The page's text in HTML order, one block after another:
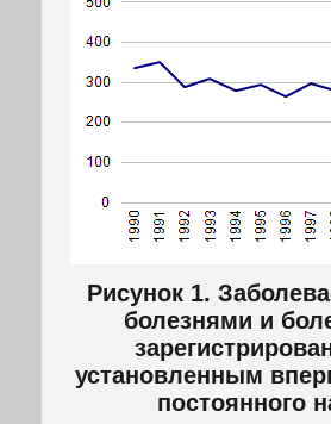
Рисунок 1.
болезнями и
установленным
постоянного